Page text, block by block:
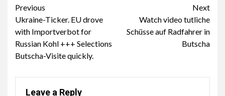
Continue
Reading
Previous
Ukraine-Ticker. EU drove
with Importverbot for
Russian Kohl +++ Selections
Butscha-Visite quickly.
Next
Watch video tutliche
Schüsse auf Radfahrer in
Butscha
Leave a Reply